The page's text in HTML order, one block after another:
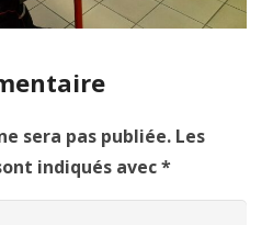
sera pas publiée. Les
indiqués avec*